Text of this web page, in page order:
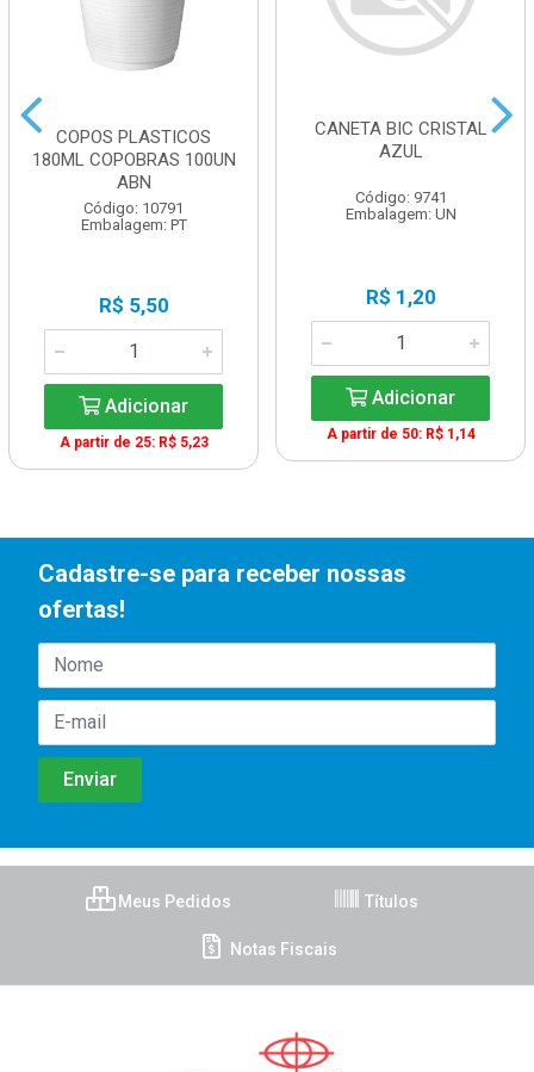
COPOS PLASTICOS
180ML COPOBRAS 100UN
ABN
Código: 10791
Embalagem: PT
R$ 5,50
Adicionar
A partir de 25: R$ 5,23
CANETA BIC CRISTAL
AZUL
Código: 9741
Embalagem: UN
R$ 1,20
Adicionar
A partir de 50: R$ 1,14
Cadastre-se para receber nossas
ofertas!
Meus Pedidos Títulos
Notas Fiscais